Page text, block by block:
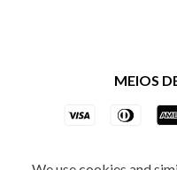
MEIOS